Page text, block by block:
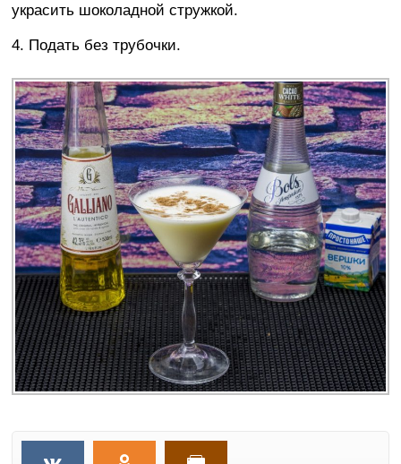
украсить шоколадной стружкой.
4. Подать без трубочки.